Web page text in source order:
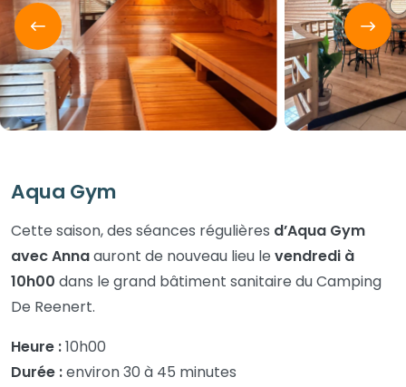
Aqua Gym
Cette saison, des séances régulières d’Aqua Gym
avec Annaauront de nouveau lieu le vendredi à
10h00 dans le grand bâtiment sanitaire du Camping
De Reenert.
Heure :10h00
Durée :environ 30 à 45 minutes